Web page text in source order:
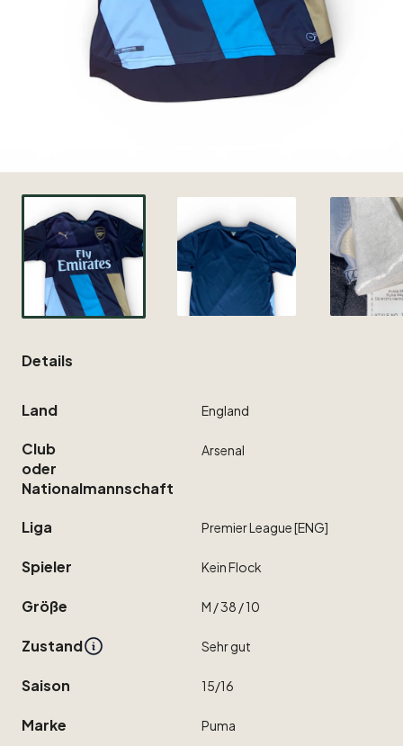
Details
Land England
Club
oder
Nationalmannschaft
Arsenal
Liga PremierLeague[ENG]
Spieler KeinFlock
Größe M ​/​38 ​/​10
Zustand Sehrgut
Saison 15​/​16
Marke Puma